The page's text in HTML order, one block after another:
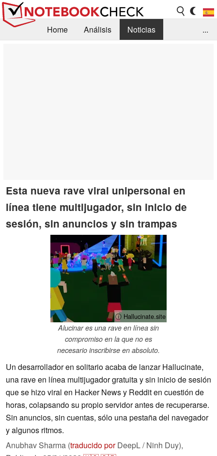
Home Análisis
Noticias
...
Esta nueva rave viral unipersonal en
línea tiene multijugador, sin inicio de
sesión, sin anuncios y sin trampas
ⓘ Hallucinate.site
Alucinar es una rave en línea sin
compromiso en la que no es
necesario inscribirse en absoluto.
Un desarrollador en solitario acaba de lanzar Hallucinate,
una rave en línea multijugador gratuita y sin inicio de sesión
que se hizo viral en Hacker News y Reddit en cuestión de
horas, colapsando su propio servidor antes de recuperarse.
Sin anuncios, sin cuentas, sólo una pestaña del navegador
y algunos ritmos.
Anubhav Sharma (traducido porDeepL / Ninh Duy),